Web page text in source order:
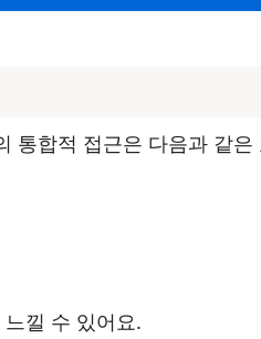
통합적 접근은 다음과 같은
낄 수 있어요.